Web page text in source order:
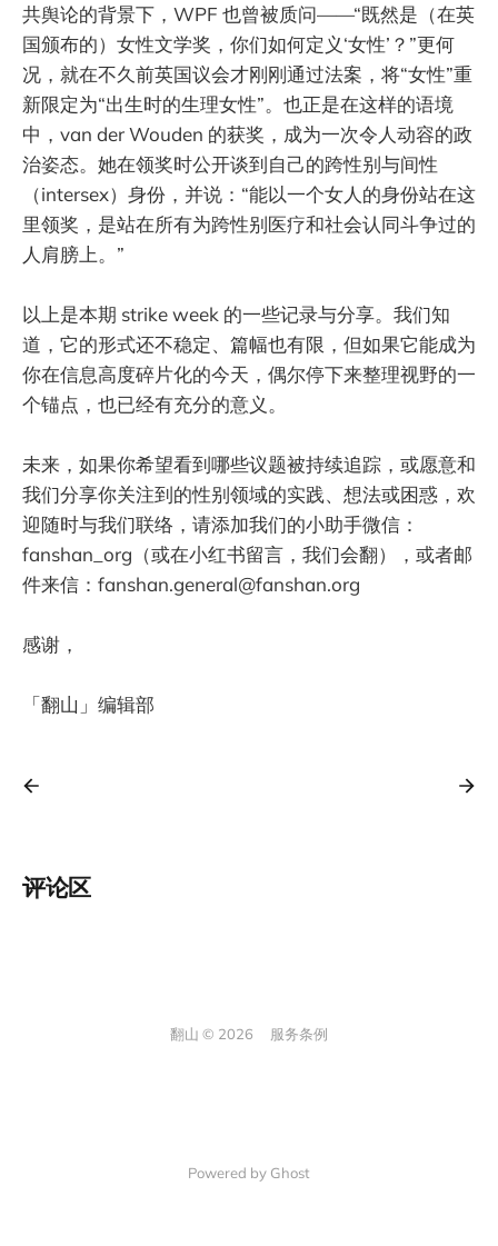
共舆论的背景下，WPF 也曾被质问——“既然是（在英
国颁布的）女性文学奖，你们如何定义‘女性’？”更何
况，就在不久前英国议会才刚刚通过法案，将“女性”重
新限定为“出生时的生理女性”。也正是在这样的语境
中，van der Wouden 的获奖，成为一次令人动容的政
治姿态。她在领奖时公开谈到自己的跨性别与间性
（intersex）身份，并说：“能以一个女人的身份站在这
里领奖，是站在所有为跨性别医疗和社会认同斗争过的
人肩膀上。”
以上是本期 strike week 的一些记录与分享。我们知
道，它的形式还不稳定、篇幅也有限，但如果它能成为
你在信息高度碎片化的今天，偶尔停下来整理视野的一
个锚点，也已经有充分的意义。
未来，如果你希望看到哪些议题被持续追踪，或愿意和
我们分享你关注到的性别领域的实践、想法或困惑，欢
迎随时与我们联络，请添加我们的小助手微信：
fanshan_org（或在小红书留言，我们会翻），或者邮
件来信：fanshan.general@fanshan.org
感谢，
「翻山」编辑部
评论区
翻山 © 2026 服务条例
Powered by Ghost